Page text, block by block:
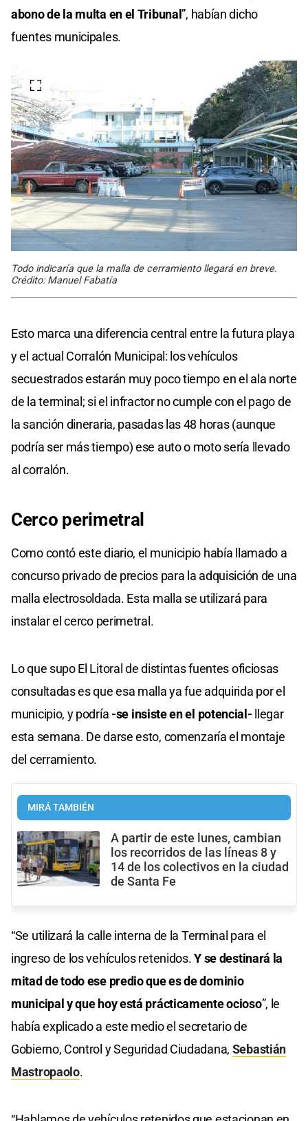
abono de la multa en el Tribunal”, habían dicho
fuentes municipales.
Todo indicaría que la malla de cerramiento llegará en breve.
Crédito: Manuel Fabatía
Esto marca una diferencia central entre la futura playa
y el actual Corralón Municipal: los vehículos
secuestrados estarán muy poco tiempo en el ala norte
de la terminal; si el infractor no cumple con el pago de
la sanción dineraria, pasadas las 48 horas (aunque
podría ser más tiempo) ese auto o moto sería llevado
al corralón.
Cerco perimetral
Como contó este diario, el municipio había llamado a
concurso privado de precios para la adquisición de una
malla electrosoldada. Esta malla se utilizará para
instalar el cerco perimetral.
Lo que supo El Litoral de distintas fuentes oficiosas
consultadas es que esa malla ya fue adquirida por el
municipio, y podría -se insiste en el potencial- llegar
esta semana. De darse esto, comenzaría el montaje
del cerramiento.
MIRÁ TAMBIÉN
A partir de este lunes, cambian
los recorridos de las líneas 8 y
14 de los colectivos en la ciudad
de Santa Fe
“Se utilizará la calle interna de la Terminal para el
ingreso de los vehículos retenidos.Y se destinará la
mitad de todo ese predio que es de dominio
municipal y que hoy está prácticamente ocioso”, le
había explicado a este medio el secretario de
Gobierno, Control y Seguridad Ciudadana, Sebastián
Mastropaolo.